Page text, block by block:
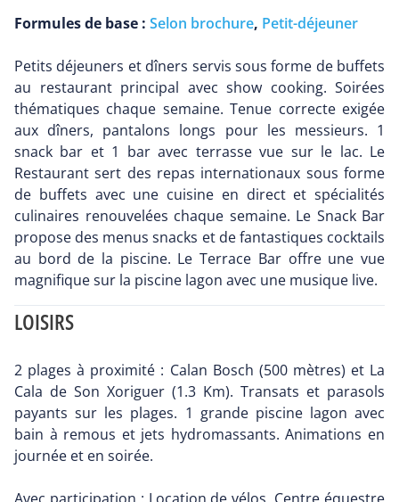
Formules de base : Selon brochure, Petit-déjeuner
Petits déjeuners et dîners servis sous forme de buffets
au restaurant principal avec show cooking. Soirées
thématiques chaque semaine. Tenue correcte exigée
aux dîners, pantalons longs pour les messieurs. 1
snack bar et 1 bar avec terrasse vue sur le lac. Le
Restaurant sert des repas internationaux sous forme
de buffets avec une cuisine en direct et spécialités
culinaires renouvelées chaque semaine. Le Snack Bar
propose des menus snacks et de fantastiques cocktails
au bord de la piscine. Le Terrace Bar offre une vue
magnifique sur la piscine lagon avec une musique live.
LOISIRS
2 plages à proximité : Calan Bosch (500 mètres) et La
Cala de Son Xoriguer (1.3 Km). Transats et parasols
payants sur les plages. 1 grande piscine lagon avec
bain à remous et jets hydromassants. Animations en
journée et en soirée.